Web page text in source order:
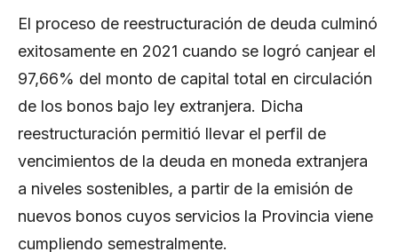
El proceso de reestructuración de deuda culminó
exitosamente en 2021 cuando se logró canjear el
97,66% del monto de capital total en circulación
de los bonos bajo ley extranjera. Dicha
reestructuración permitió llevar el perfil de
vencimientos de la deuda en moneda extranjera
a niveles sostenibles, a partir de la emisión de
nuevos bonos cuyos servicios la Provincia viene
cumpliendo semestralmente.